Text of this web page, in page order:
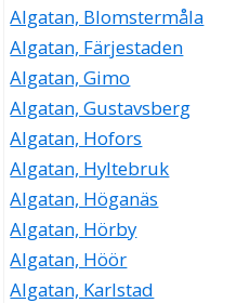
Algatan, Blomstermåla
Algatan, Färjestaden
Algatan, Gimo
Algatan, Gustavsberg
Algatan, Hofors
Algatan, Hyltebruk
Algatan, Höganäs
Algatan, Hörby
Algatan, Höör
Algatan, Karlstad